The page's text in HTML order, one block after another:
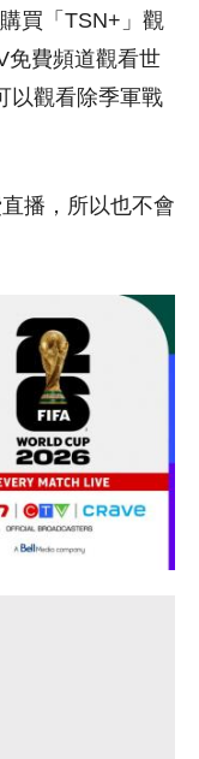
買「TSN+」觀
免費頻道觀看世
以觀看除季軍戰
播，所以也不會